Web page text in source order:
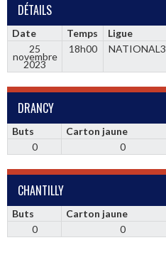
DÉTAILS
Date Temps Ligue
25
novembre
2023
18h00 NATIONAL3
DRANCY
Buts Carton jaune
0
0
CHANTILLY
Buts Carton jaune
0
0